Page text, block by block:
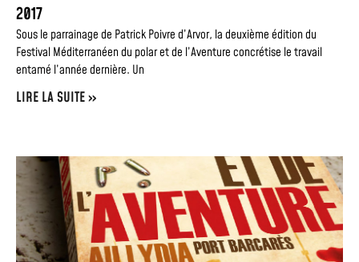
2017
Sous le parrainage de Patrick Poivre d’Arvor, la deuxième édition du
Festival Méditerranéen du polar et de l’Aventure concrétise le travail
entamé l’année dernière. Un
LIRE LA SUITE »